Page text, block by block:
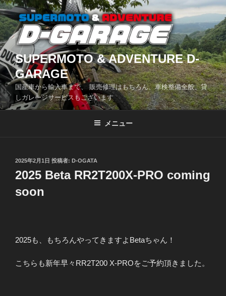
コ
ン
テ
ン
ツ
へ
ス
キ
ッ
SUPERMOTO & ADVENTURE D-
GARAGE
国産車から輸入車まで、 販売修理はもちろん、車検整備全般、貸
しガレージサービスもございます
メニュー
投
稿
日:
2025年2月1日 投稿者: D-OGATA
2025 Beta RR2T200X-PRO coming
soon
2025も、もちろんやってきますよBetaちゃん！
こちらも新年早々RR2T200 X-PROをご予約頂きました。